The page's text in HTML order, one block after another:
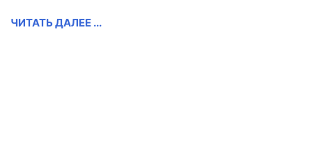
ЧИТАТЬ ДАЛЕЕ ...